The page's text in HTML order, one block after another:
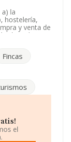
la
hostelería,
y venta de
clase de
La
a
no tiene
de
Fincas
el